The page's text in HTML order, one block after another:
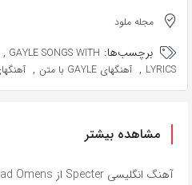
مجله ملود
برچسب‌ها: , GAYLE SONGS WITH
LYRICS
, آهنگهای GAYLE با متن ,
مشاهده بیشتر
آهنگ انگلیسی Specter از Bad Omens به همراه متن و ترجمه مجزا